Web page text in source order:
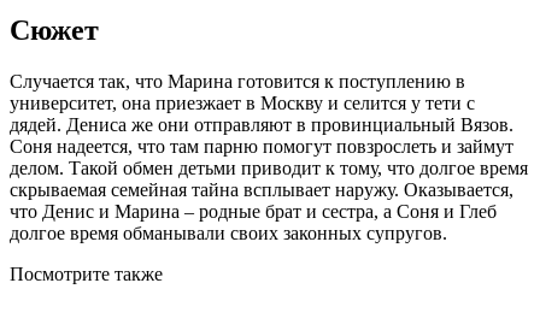
Сюжет
Случается так, что Марина готовится к поступлению в
университет, она приезжает в Москву и селится у тети с
дядей. Дениса же они отправляют в провинциальный Вязов.
Соня надеется, что там парню помогут повзрослеть и займут
делом. Такой обмен детьми приводит к тому, что долгое время
скрываемая семейная тайна всплывает наружу. Оказывается,
что Денис и Марина – родные брат и сестра, а Соня и Глеб
долгое время обманывали своих законных супругов.
Посмотрите также